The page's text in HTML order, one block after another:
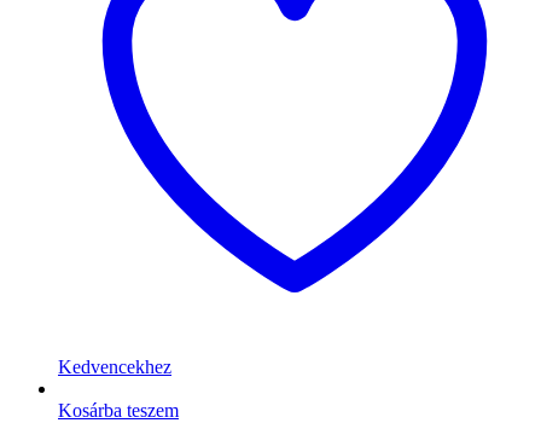
Kedvencekhez
Kosárba teszem